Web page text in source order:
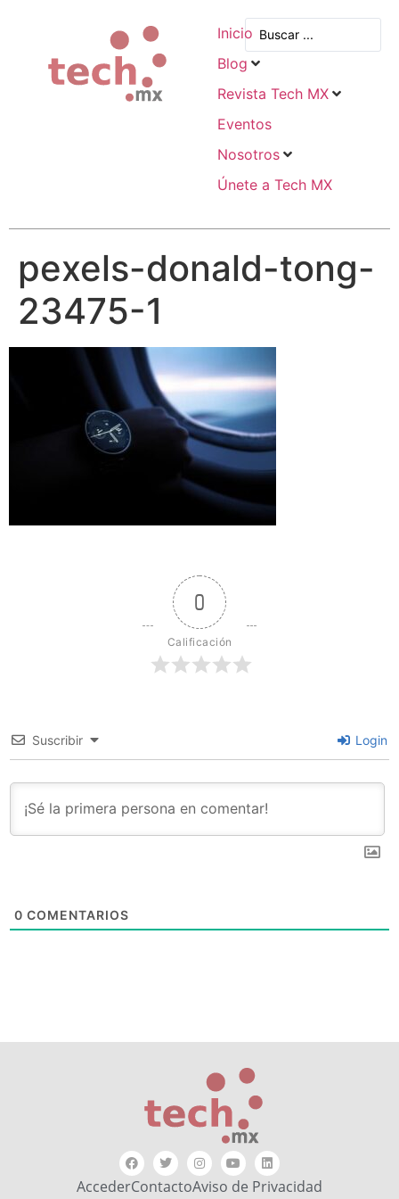
Inicio
Blog
Revista Tech MX
Eventos
Nosotros
Únete a Tech MX
pexels-donald-tong-
23475-1
0
Calificación
Suscribir Login
0 COMENTARIOS
AccederContactoAviso de Privacidad